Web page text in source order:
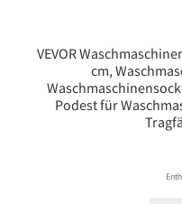
VEVOR
cm,
Podest für